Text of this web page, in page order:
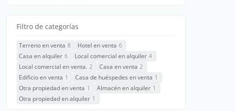
Filtro de categorías
Terreno en venta 8 Hotel en venta 6
Casa en alquiler 6 Local comercial en alquiler 4
Local comercial en venta. 2 Casa en venta 2
Edificio en venta 1 Casa de huéspedes en venta 1
Otra propiedad en venta 1 Almacén en alquiler 1
Otra propiedad en alquiler 1